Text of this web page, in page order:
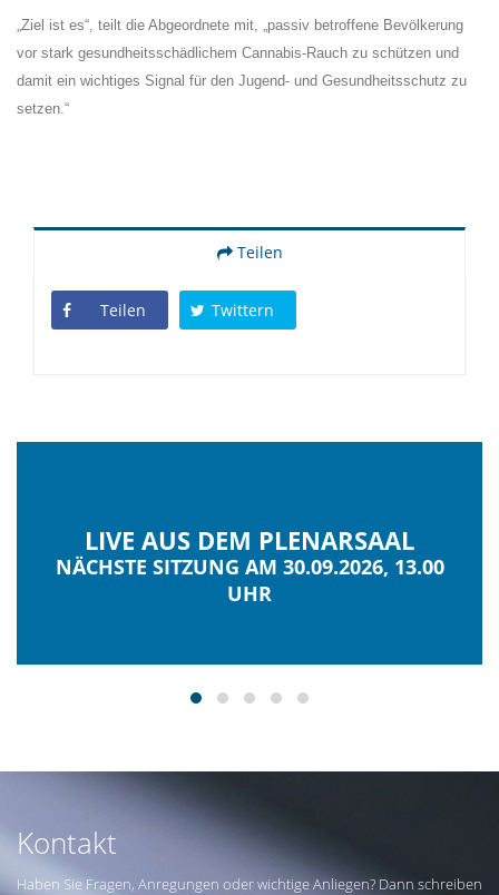
Ziel ist es“, teilt die Abgeordnete mit, „passiv betroffene Bevölkerung
vor stark gesundheitsschädlichem Cannabis-Rauch zu schützen und
damit ein wichtiges Signal für den Jugend- und Gesundheitsschutz zu
setzen.“
Teilen
Teilen Twittern
LIVE AUS DEM PLENARSAAL
NÄCHSTE SITZUNG AM 30.09.2026, 13.00
UHR
Kontakt
Haben Sie Fragen, Anregungen oder wichtige Anliegen? Dann schreiben